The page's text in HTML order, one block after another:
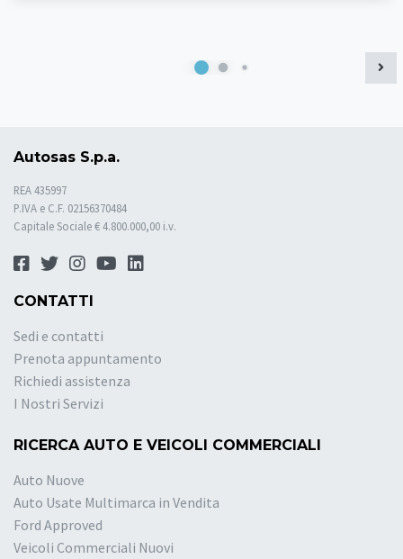
Autosas S.p.a.
REA 435997
P.IVA e C.F. 02156370484
Capitale Sociale € 4.800.000,00 i.v.
CONTATTI
Sedi e contatti
Prenota appuntamento
Richiedi assistenza
I Nostri Servizi
RICERCA AUTO E VEICOLI COMMERCIALI
Auto Nuove
Auto Usate Multimarca in Vendita
Ford Approved
Veicoli Commerciali Nuovi